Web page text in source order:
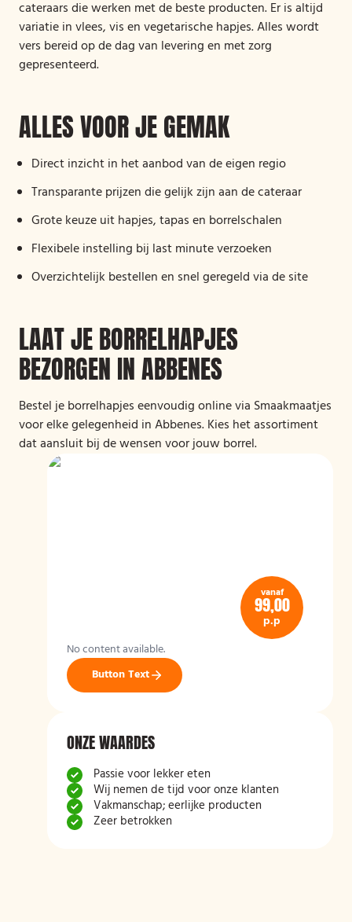
cateraars die werken met de beste producten. Er is altijd
variatie in vlees, vis en vegetarische hapjes. Alles wordt
vers bereid op de dag van levering en met zorg
gepresenteerd.
ALLES VOOR JE GEMAK
Direct inzicht in het aanbod van de eigen regio
Transparante prijzen die gelijk zijn aan de cateraar
Grote keuze uit hapjes, tapas en borrelschalen
Flexibele instelling bij last minute verzoeken
Overzichtelijk bestellen en snel geregeld via de site
LAAT JE BORRELHAPJES
BEZORGEN IN ABBENES
Bestel je borrelhapjes eenvoudig online via Smaakmaatjes
voor elke gelegenheid in Abbenes. Kies het assortiment
dat aansluit bij de wensen voor jouw borrel.
vanaf
99,00
p.p
No content available.
Button Text
ONZE WAARDES
Passie voor lekker eten
Wij nemen de tijd voor onze klanten
Vakmanschap; eerlijke producten
Zeer betrokken